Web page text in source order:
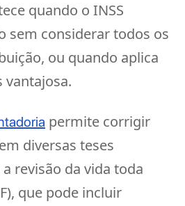
quando o INSS
sem considerar todos os
ou quando aplica
vantajosa.
permite corrigir
diversas teses
revisão da vida toda
que pode incluir